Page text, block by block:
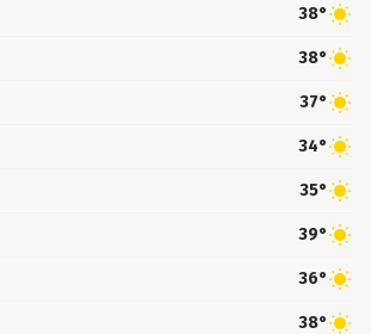
38°
38°
37°
34°
35°
39°
36°
38°